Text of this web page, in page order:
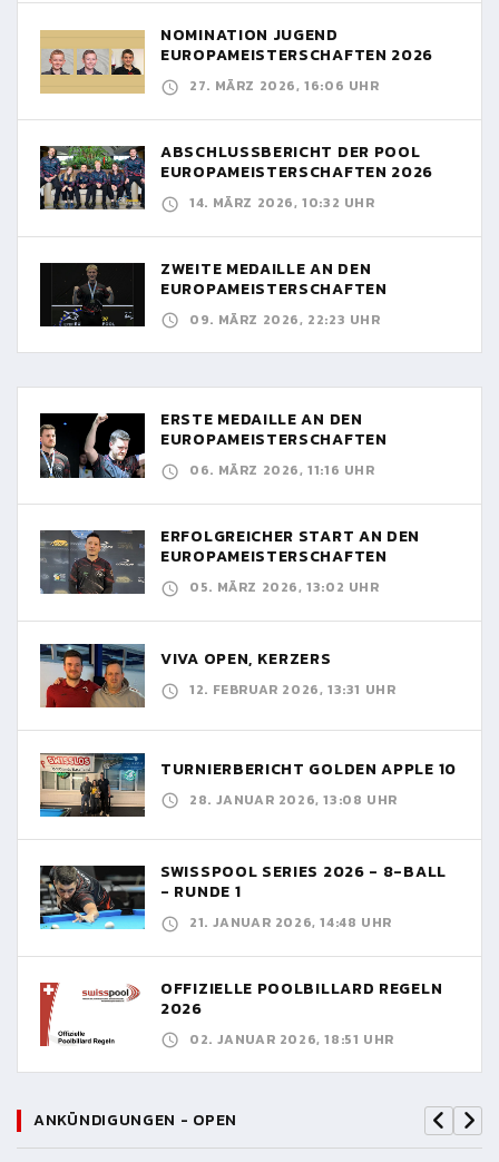
NOMINATION JUGEND
EUROPAMEISTERSCHAFTEN 2026
27. MÄRZ 2026, 16:06 UHR
ABSCHLUSSBERICHT DER POOL
EUROPAMEISTERSCHAFTEN 2026
14. MÄRZ 2026, 10:32 UHR
ZWEITE MEDAILLE AN DEN
EUROPAMEISTERSCHAFTEN
09. MÄRZ 2026, 22:23 UHR
ERSTE MEDAILLE AN DEN
EUROPAMEISTERSCHAFTEN
06. MÄRZ 2026, 11:16 UHR
ERFOLGREICHER START AN DEN
EUROPAMEISTERSCHAFTEN
05. MÄRZ 2026, 13:02 UHR
VIVA OPEN, KERZERS
12. FEBRUAR 2026, 13:31 UHR
TURNIERBERICHT GOLDEN APPLE 10
28. JANUAR 2026, 13:08 UHR
SWISSPOOL SERIES 2026 - 8-BALL
- RUNDE 1
21. JANUAR 2026, 14:48 UHR
OFFIZIELLE POOLBILLARD REGELN
2026
02. JANUAR 2026, 18:51 UHR
ANKÜNDIGUNGEN - OPEN